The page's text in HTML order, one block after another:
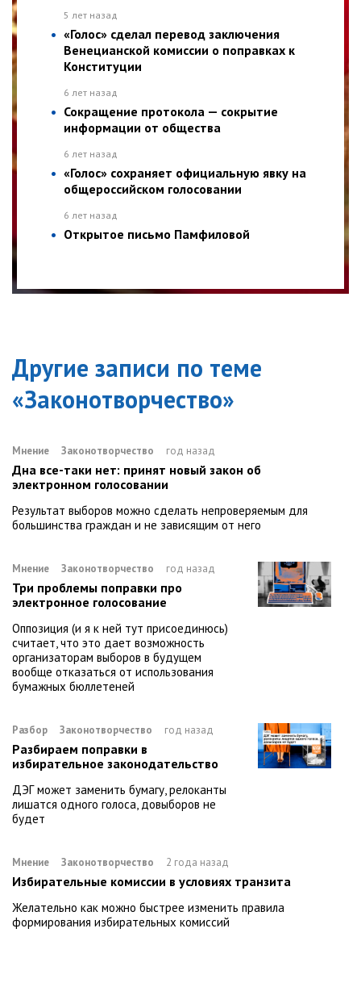
5 лет назад
«Голос» сделал перевод заключения
Венецианской комиссии о поправках к
Конституции
6 лет назад
Сокращение протокола — сокрытие
информации от общества
6 лет назад
«Голос» сохраняет официальную явку на
общероссийском голосовании
6 лет назад
Открытое письмо Памфиловой
Другие записи по теме
«Законотворчество»
Мнение Законотворчество год назад
Дна все-таки нет: принят новый закон об
электронном голосовании
Результат выборов можно сделать непроверяемым для
большинства граждан и не зависящим от него
Мнение Законотворчество год назад
Три проблемы поправки про
электронное голосование
Оппозиция (и я к ней тут присоединюсь)
считает, что это дает возможность
организаторам выборов в будущем
вообще отказаться от использования
бумажных бюллетеней
Разбор Законотворчество год назад
Разбираем поправки в
избирательное законодательство
ДЭГ может заменить бумагу, релоканты
лишатся одного голоса, довыборов не
будет
Мнение Законотворчество 2 года назад
Избирательные комиссии в условиях транзита
Желательно как можно быстрее изменить правила
формирования избирательных комиссий